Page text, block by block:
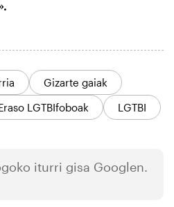
Gizarte gaiak
LGTBIfoboak LGTBI
iturri gisa Googlen.